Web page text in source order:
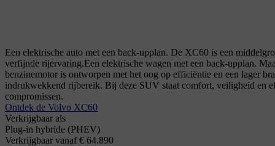
Een elektrische auto met een back-upplan. De XC60 is een
verfijnde rijervaring.Een elektrische wagen met een back-upplan.
benzinemotor is ontworpen met het oog op efficiëntie en een lager
indrukwekkend rijbereik. Bij deze SUV staat comfort, veiligheid en
compromissen.
Ontdek de Volvo XC60
Verkrijgbaar als
Plug-in hybride (PHEV)
Verkrijgbaar vanaf € 64.890